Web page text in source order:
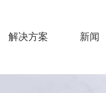
解决方案 新闻